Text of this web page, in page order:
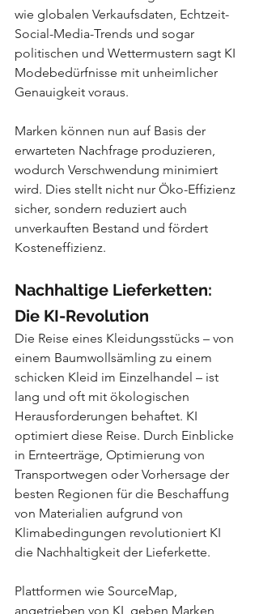
wie globalen Verkaufsdaten, Echtzeit-
Social-Media-Trends und sogar
politischen und Wettermustern sagt KI
Modebedürfnisse mit unheimlicher
Genauigkeit voraus.
Marken können nun auf Basis der
erwarteten Nachfrage produzieren,
wodurch Verschwendung minimiert
wird. Dies stellt nicht nur Öko-Effizienz
sicher, sondern reduziert auch
unverkauften Bestand und fördert
Kosteneffizienz.
Nachhaltige Lieferketten:
Die KI-Revolution
Die Reise eines Kleidungsstücks – von
einem Baumwollsämling zu einem
schicken Kleid im Einzelhandel – ist
lang und oft mit ökologischen
Herausforderungen behaftet. KI
optimiert diese Reise. Durch Einblicke
in Ernteerträge, Optimierung von
Transportwegen oder Vorhersage der
besten Regionen für die Beschaffung
von Materialien aufgrund von
Klimabedingungen revolutioniert KI
die Nachhaltigkeit der Lieferkette.
Plattformen wie SourceMap,
angetrieben von KI, geben Marken